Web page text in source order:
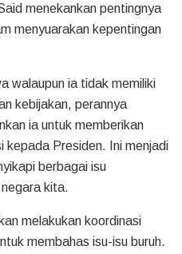
menekankan pentingnya
menyuarakan kepentingan
walaupun ia tidak memiliki
kebijakan, perannya
ia untuk memberikan
kepada Presiden. Ini menjadi
berbagai isu
kita.
melakukan koordinasi
membahas isu-isu buruh.